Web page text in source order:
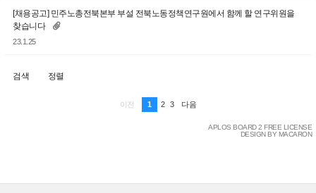
[채용공고] 민주노총전북본부 부설 전북노동정책연구원에서 함께 할 연구위원을
찾습니다
23.1.25
검색 정렬
이전 1 2 3 다음
APLOS BOARD 2 FREE LICENSE
DESIGN BY MACARON